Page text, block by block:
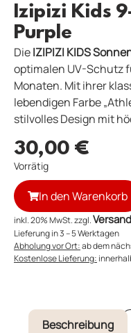
Izipizi Kids
Purple
DieIZIPIZI KIDS
optimalen UV-Schutz
Monaten. Mit ihrer
lebendigen Farbe
stilvolles Design mit
30,00 €
Vorrätig
In den Warenkorb
inkl. 20% MwSt. zzgl.Versand
Lieferung in 3 – 5 Werktagen
Abholung vor Ort:ab dem
Kostenlose Lieferung:
Beschreibung